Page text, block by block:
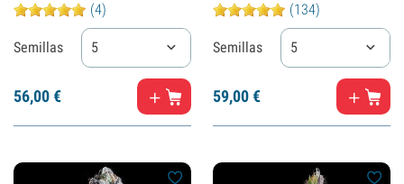
(4)
Semillas 5
56,00€
(134)
Semillas 5
59,00€